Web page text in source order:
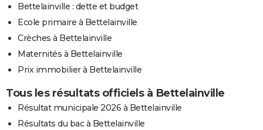
Bettelainville : dette et budget
Ecole primaire à Bettelainville
Crèches à Bettelainville
Maternités à Bettelainville
Prix immobilier à Bettelainville
Tous les résultats officiels à Bettelainville
Résultat municipale 2026 à Bettelainville
Résultats du bac à Bettelainville